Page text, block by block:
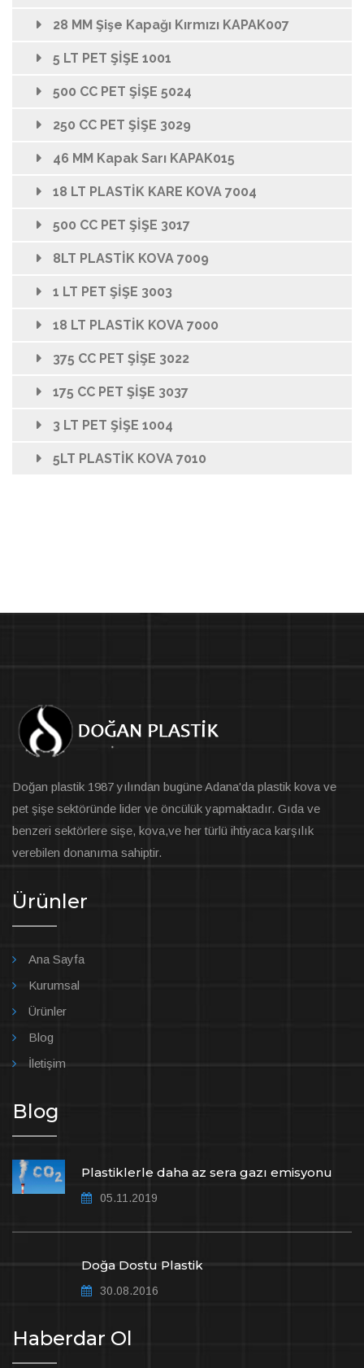
28 MM Şişe Kapağı Kırmızı KAPAK007
5 LT PET ŞİŞE 1001
500 CC PET ŞİŞE 5024
250 CC PET ŞİŞE 3029
46 MM Kapak Sarı KAPAK015
18 LT PLASTİK KARE KOVA 7004
500 CC PET ŞİŞE 3017
8LT PLASTİK KOVA 7009
1 LT PET ŞİŞE 3003
18 LT PLASTİK KOVA 7000
375 CC PET ŞİŞE 3022
175 CC PET ŞİŞE 3037
3 LT PET ŞİŞE 1004
5LT PLASTİK KOVA 7010
Doğan plastik 1987 yılından bugüne Adana'da plastik kova ve
pet şişe sektöründe lider ve öncülük yapmaktadır. Gıda ve
benzeri sektörlere sişe, kova,ve her türlü ihtiyaca karşılık
verebilen donanıma sahiptir.
Ürünler
Ana Sayfa
Kurumsal
Ürünler
Blog
İletişim
Blog
Plastiklerle daha az sera gazı emisyonu
05.11.2019
Doğa Dostu Plastik
30.08.2016
Haberdar Ol